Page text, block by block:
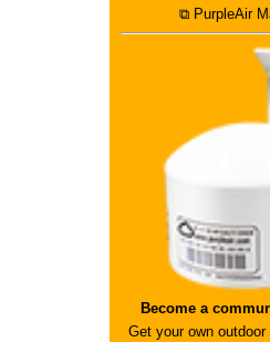
⧉ PurpleAir
Become a
Get your own